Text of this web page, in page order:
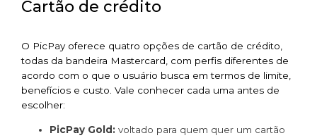
Cartão de crédito
O PicPay oferece quatro opções de cartão de crédito,
todas da bandeira Mastercard, com perfis diferentes de
acordo com o que o usuário busca em termos de limite,
benefícios e custo. Vale conhecer cada uma antes de
escolher:
PicPay Gold: voltado para quem quer um cartão